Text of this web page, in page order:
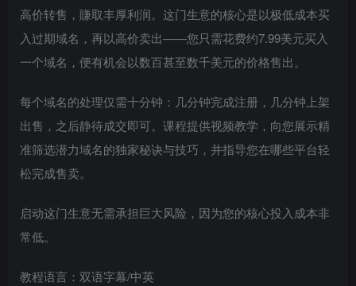
高价转售，賺取丰厚利润。这门生意的核心是以极低成本买
入过期域名，再以高价卖出——您只需花费约7.99美元买入
一个域名，便有机会以数百甚至数千美元的价格售出。
每个域名的处理仅需十分钟：几分钟完成注册，几分钟上架
出售，之后静待成交即可。课程提供视频教学，向您展示精
准筛选潜力域名的独家秘诀与技巧，并指导您在哪些平台轻
松完成售卖。
启动这门生意无需承担巨大风险，因为您的核心投入成本非
常低。
教程语言：双语字幕/中英